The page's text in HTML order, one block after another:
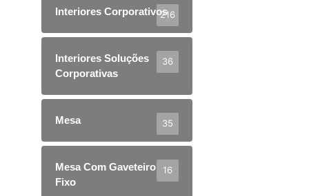
Interiores Corporativos216
Interiores Soluções
Corporativas
36
Mesa 35
Mesa Com Gaveteiro
Fixo
16